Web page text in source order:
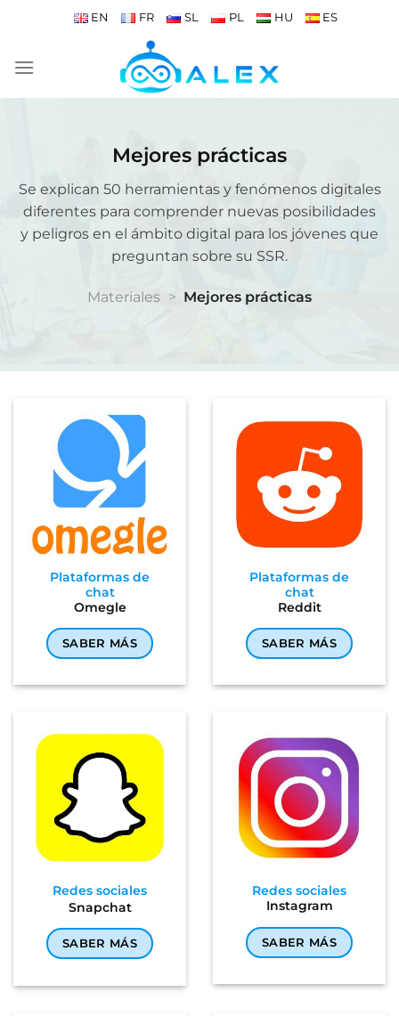
EN FR SL PL HU ES
Mejores prácticas
Se explican 50 herramientas y fenómenos digitales
diferentes para comprender nuevas posibilidades
y peligros en el ámbito digital para los jóvenes que
preguntan sobre su SSR.
Materiales > Mejores prácticas
Plataformas de
chat
Omegle
SABER MÁS
Plataformas de
chat
Reddit
SABER MÁS
Redes sociales
Snapchat
SABER MÁS
Redes sociales
Instagram
SABER MÁS